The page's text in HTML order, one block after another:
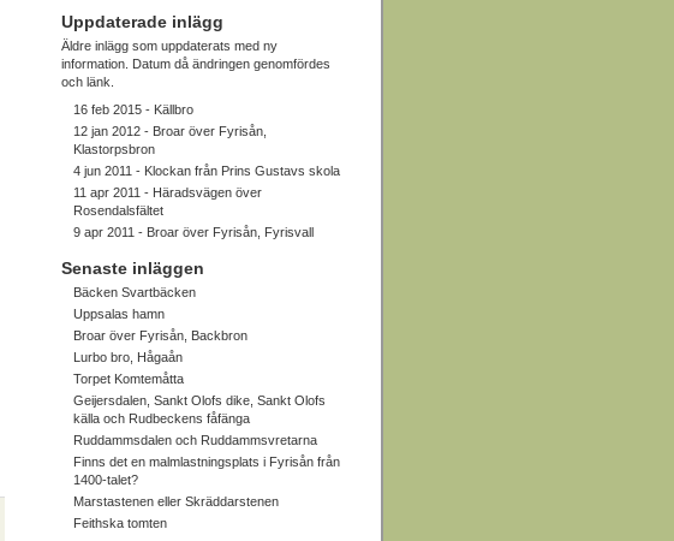
Uppdaterade inlägg
Äldre inlägg som uppdaterats med ny
information. Datum då ändringen genomfördes
och länk.
16 feb 2015 - Källbro
12 jan 2012 - Broar över Fyrisån,
Klastorpsbron
4 jun 2011 - Klockan från Prins Gustavs skola
11 apr 2011 - Häradsvägen över
Rosendalsfältet
9 apr 2011 - Broar över Fyrisån, Fyrisvall
Senaste inläggen
Bäcken Svartbäcken
Uppsalas hamn
Broar över Fyrisån, Backbron
Lurbo bro, Hågaån
Torpet Komtemåtta
Geijersdalen, Sankt Olofs dike, Sankt Olofs
källa och Rudbeckens fåfänga
Ruddammsdalen och Ruddammsvretarna
Finns det en malmlastningsplats i Fyrisån från
1400-talet?
Marstastenen eller Skräddarstenen
Feithska tomten